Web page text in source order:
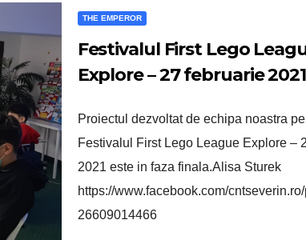
THE EMPEROR
Festivalul First Lego
Explore – 27 februarie 2021
Proiectul dezvoltat de echipa noastra
Festivalul First Lego League Explore –
2021 este in faza finala.Alisa Sturek
https://www.facebook.com/
26609014466